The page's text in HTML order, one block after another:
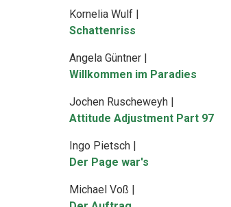
Kornelia Wulf |
Schattenriss
Angela Güntner |
Willkommen im Paradies
Jochen Ruscheweyh |
Attitude Adjustment Part 97
Ingo Pietsch |
Der Page war's
Michael Voß |